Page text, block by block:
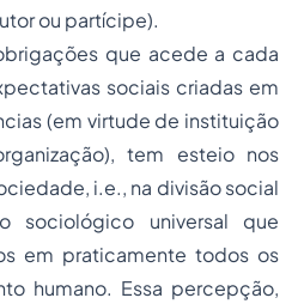
ou partícipe).
que acede a cada
sociais criadas em
(em virtude de instituição
tem esteio nos
i.e., na divisão social
sociológico universal que
em praticamente todos os
humano. Essa percepção,